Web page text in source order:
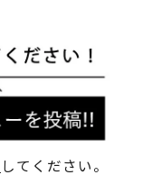
してください。